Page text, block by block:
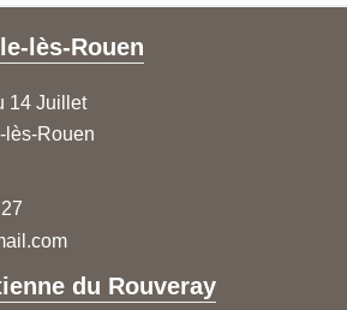
lès-Rouen
14 Juillet
lès-Rouen
du Rouveray